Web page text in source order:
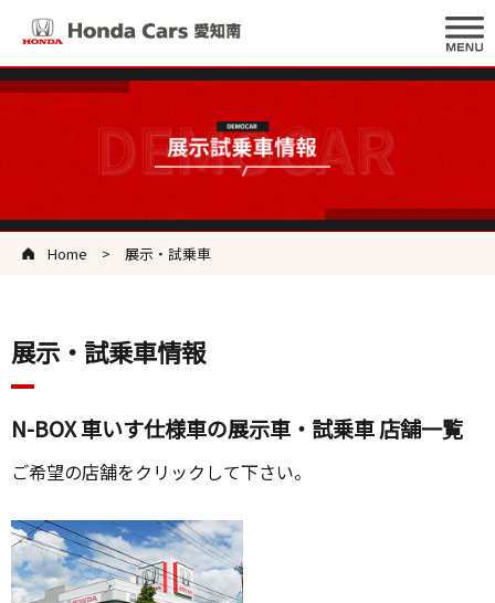
Home 展示・試乗車
展示・試乗車情報
N-BOX 車いす仕様車の展示車・試乗車 店舗一覧
ご希望の店舗をクリックして下さい。